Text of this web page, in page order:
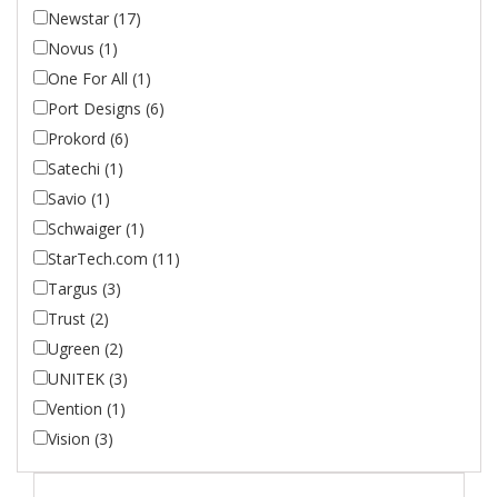
Newstar (17)
Novus (1)
One For All (1)
Port Designs (6)
Prokord (6)
Satechi (1)
Savio (1)
Schwaiger (1)
StarTech.com (11)
Targus (3)
Trust (2)
Ugreen (2)
UNITEK (3)
Vention (1)
Vision (3)